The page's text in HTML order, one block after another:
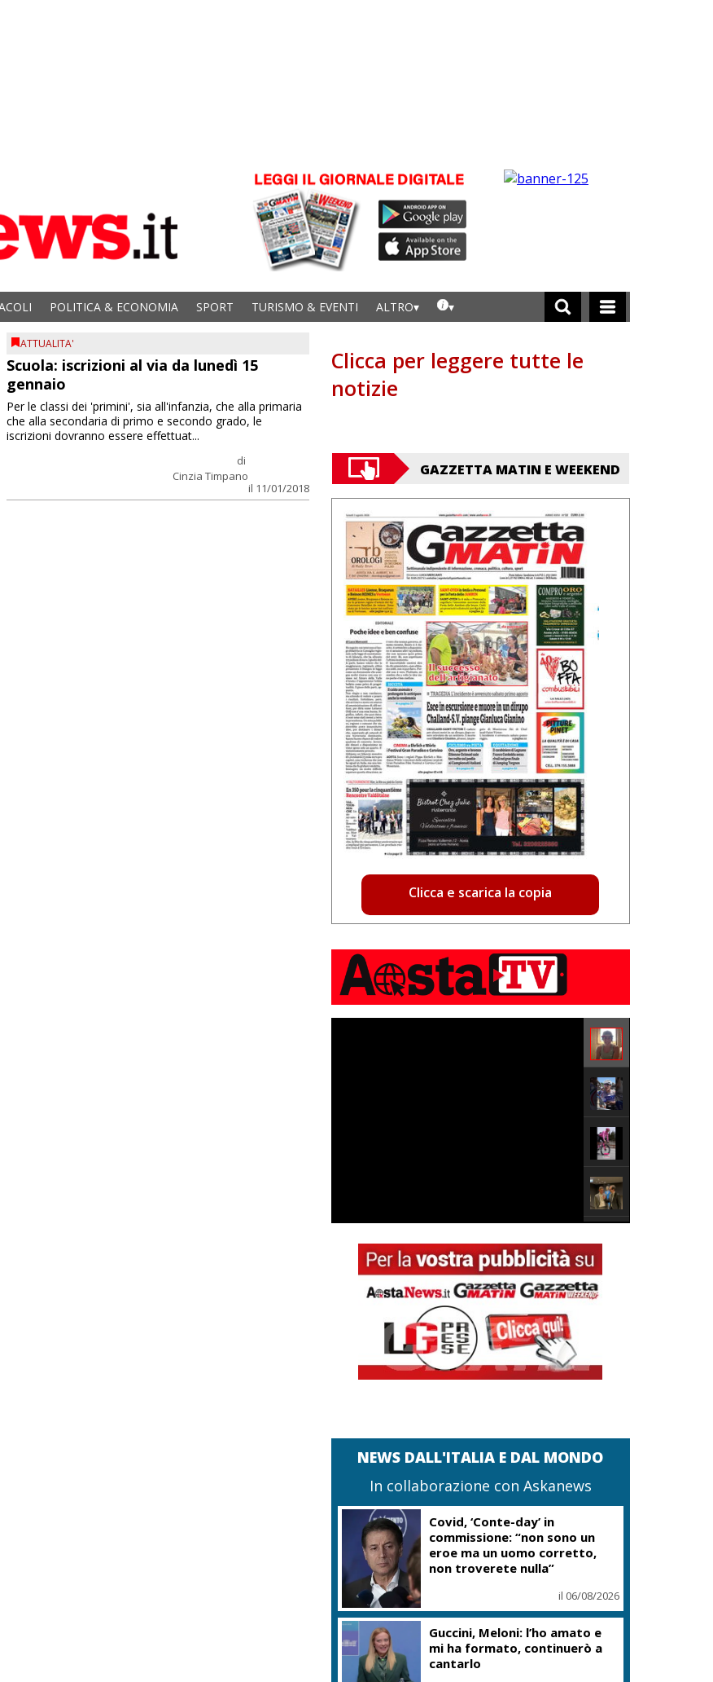
POLITICA & ECONOMIA SPORT TURISMO & EVENTI ALTRO
ATTUALITA'
Scuola: iscrizioni al via da lunedì 15
gennaio
di
Cinzia Timpano
il 11/01/2018
Per le classi dei 'primini', sia all'infanzia, che alla primaria
che alla secondaria di primo e secondo grado, le
iscrizioni dovranno essere effettuat...
Clicca per leggere tutte le
notizie
GAZZETTA MATIN E WEEKEND
Clicca e scarica la copia
NEWS DALL'ITALIA E DAL MONDO
In collaborazione con Askanews
Covid, ‘Conte-day’ in
commissione: “non sono un
eroe ma un uomo corretto,
non troverete nulla”
il 06/08/2026
Guccini, Meloni: l’ho amato e
mi ha formato, continuerò a
cantarlo